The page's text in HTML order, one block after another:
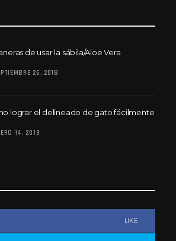
de usar la sábila/Aloe Vera
26, 2018
lograr el delineado de gato fácilmente
14, 2019
LIKE